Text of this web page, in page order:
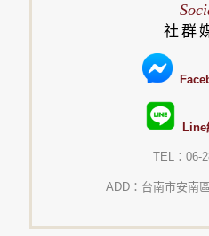
社群
Line
TEL：06-
ADD：台南市安南